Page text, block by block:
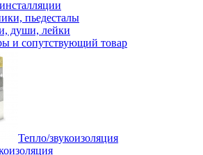
пьедесталы
души, лейки
и сопутствующий товар
Тепло/звукоизоляция